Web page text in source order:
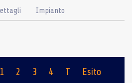
Impianto
1 2 3 4 T Esito